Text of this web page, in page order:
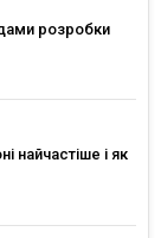
розробки
найчастіше і як